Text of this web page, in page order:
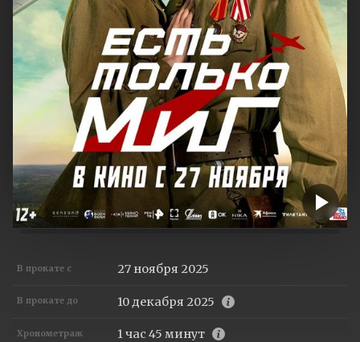
В прокате с 27 ноября 2025
В прокате до 10 декабря 2025
Хронометраж 1 час 45 минут